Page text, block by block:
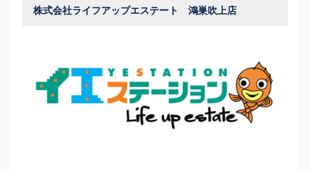
株式会社ライフアップエステート 鴻巣吹上店